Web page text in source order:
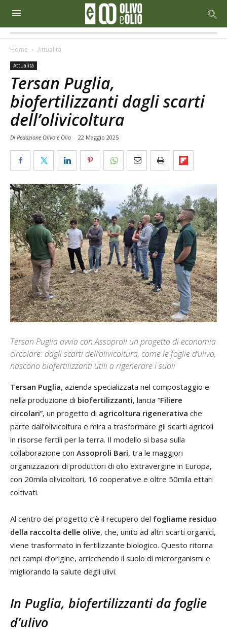
Home Attualità
Attualità
Tersan Puglia,
biofertilizzanti dagli scarti
dell’olivicoltura
Di Redazione Olivo e Olio - 22 Maggio 2025
Tersan Puglia avvia con Assoproli un progetto di economia
circolare: dagli scarti dell’olivicoltura, come le foglie d’ulivo,
nascono biofertilizzanti utili a rigenerare i suoli
Tersan Puglia, azienda specializzata nel compostaggio e
nella produzione di biofertilizzanti, lancia “Filiere
circolari”, un progetto di agricoltura rigenerativa che
parte dall’olivicoltura e mira a trasformare gli scarti agricoli
in risorse fertili per la terra. Il modello si basa sulla
collaborazione con Assoproli Bari, tra le maggiori
organizzazioni di produttori di olio extravergine in Europa,
con 20mila olivicoltori, 16 cooperative e oltre 50mila ettari
coltivati.
Al centro del progetto c’è il recupero del fogliame residuo
della raccolta delle olive, che, unito ad altri scarti organici,
viene trasformato in fertilizzante biologico. Questo ritorna
nei campi d’origine, arricchendo il suolo di microrganismi e
migliorando la salute degli ulivi.
In Puglia, biofertilizzanti da foglie
d’ulivo